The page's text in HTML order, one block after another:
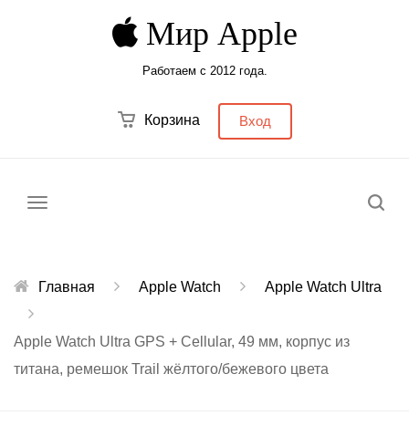
Мир Apple
Работаем с 2012 года.
Корзина Вход
Главная Apple Watch Apple Watch Ultra
Apple Watch Ultra GPS + Cellular, 49 мм, корпус из
титана, ремешок Trail жёлтого/бежевого цвета